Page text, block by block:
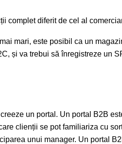
complet diferit de cel al
mari, este posibil ca un
și va trebui să înregistreze un
un portal. Un portal B2B
clienții se pot familiariza cu
unui manager. Un portal